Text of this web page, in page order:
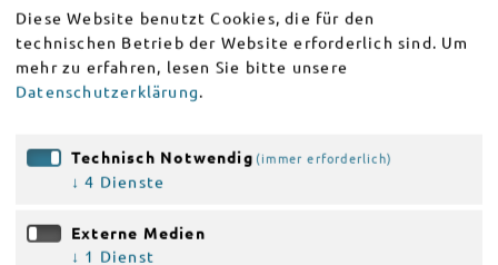
Diese Website benutzt Cookies, die für den
technischen Betrieb der Website erforderlich sind. Um
mehr zu erfahren, lesen Sie bitte unsere
Datenschutzerklärung.
Technisch Notwendig (immer erforderlich)
↓ 4 Dienste
Externe Medien
↓ 1 Dienst